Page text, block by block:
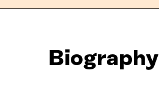
Biography